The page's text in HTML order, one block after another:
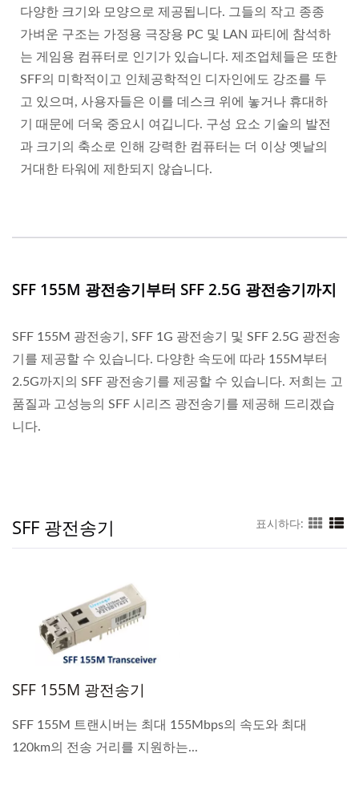
다양한 크기와 모양으로 제공됩니다. 그들의 작고 종종
가벼운 구조는 가정용 극장용 PC 및 LAN 파티에 참석하
는 게임용 컴퓨터로 인기가 있습니다. 제조업체들은 또한
SFF의 미학적이고 인체공학적인 디자인에도 강조를 두
고 있으며, 사용자들은 이를 데스크 위에 놓거나 휴대하
기 때문에 더욱 중요시 여깁니다. 구성 요소 기술의 발전
과 크기의 축소로 인해 강력한 컴퓨터는 더 이상 옛날의
거대한 타워에 제한되지 않습니다.
SFF 155M 광전송기부터 SFF 2.5G 광전송기까지
SFF 155M 광전송기, SFF 1G 광전송기 및 SFF 2.5G 광전송
기를 제공할 수 있습니다. 다양한 속도에 따라 155M부터
2.5G까지의 SFF 광전송기를 제공할 수 있습니다. 저희는 고
품질과 고성능의 SFF 시리즈 광전송기를 제공해 드리겠습
니다.
SFF 광전송기 표시하다:
SFF 155M 광전송기
SFF 155M 트랜시버는 최대 155Mbps의 속도와 최대
120km의 전송 거리를 지원하는...